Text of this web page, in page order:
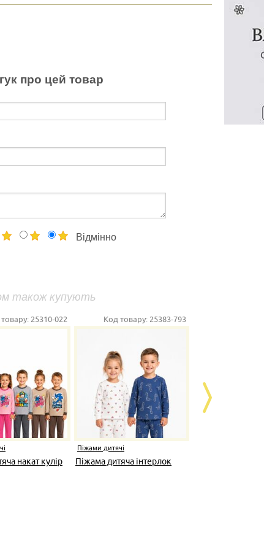
про цей товар
Відмінно
також купують
25310-022
накат кулір
Код товару: 25383-793
Піжами дитячі
Піжама дитяча інтерлок